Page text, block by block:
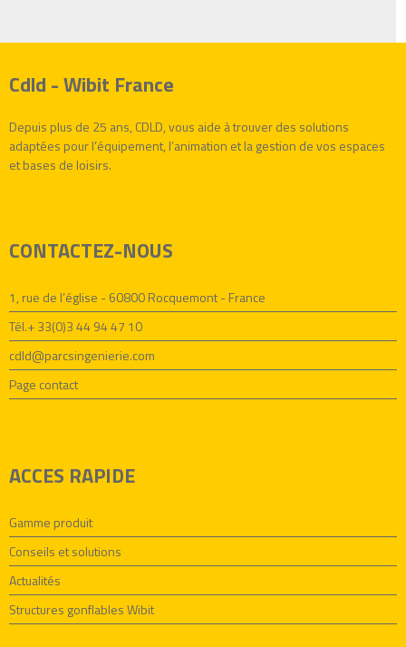
Cdld - Wibit France
Depuis plus de 25 ans, CDLD, vous aide à trouver des solutions
adaptées pour l’équipement, l’animation et la gestion de vos espaces
et bases de loisirs.
CONTACTEZ-NOUS
1, rue de l’église - 60800 Rocquemont - France
Tél.+ 33(0)3 44 94 47 10
cdld@parcsingenierie.com
Page contact
ACCES RAPIDE
Gamme produit
Conseils et solutions
Actualités
Structures gonflables Wibit